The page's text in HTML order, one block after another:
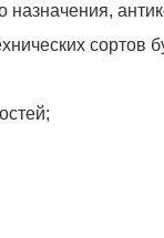
назначения,
сортов